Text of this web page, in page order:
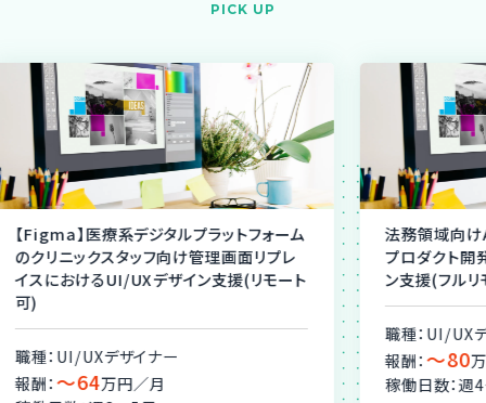
PICK UP
ム
ト
法務領域向けAI業務支援サービスの新規
プロダクト開発におけるプロダクトデザイ
ン支援(フルリモート)
職種：UI/UXデザイナー
報酬：〜80
稼働日数：週4〜5日